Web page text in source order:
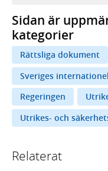
Sidan är
kategorier
Rättsliga dokument
Sveriges
Regeringen
Utrikes- och
Relaterat